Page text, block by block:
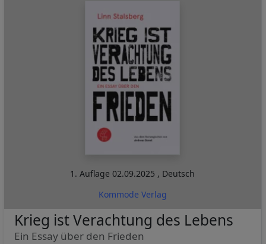
1. Auflage02.09.2025 , Deutsch
Kommode Verlag
Krieg ist Verachtung des Lebens
Ein Essay über den Frieden